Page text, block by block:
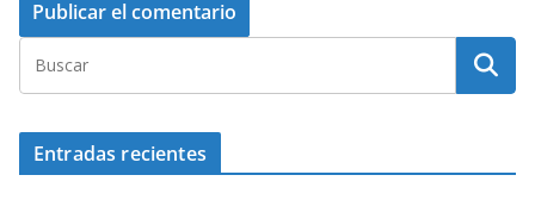
Entradas recientes